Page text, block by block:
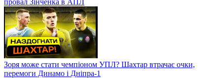
Зоря може стати чемпіоном УПЛ? Шахтар втрачає очки,
перемоги Динамо і Дніпра-1